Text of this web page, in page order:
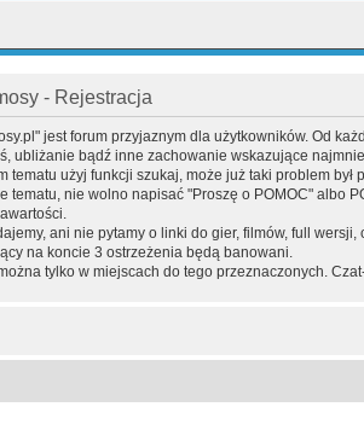
- Rejestracja
jest forum przyjaznym dla użytkowników. Od
ubliżanie bądź inne zachowanie wskazujące
tematu użyj funkcji szukaj, może już taki problem
tematu, nie wolno napisać "Proszę o POMOC" albo
ani nie pytamy o linki do gier, filmów, full
na koncie 3 ostrzeżenia będą banowani.
tylko w miejscach do tego przeznaczonych.